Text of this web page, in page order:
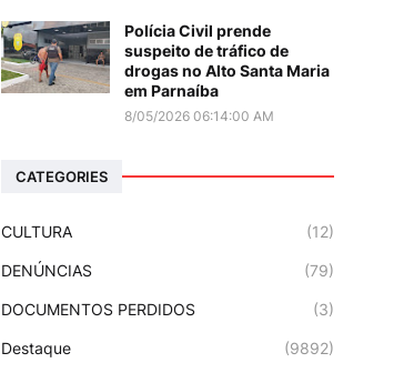
Polícia Civil prende
suspeito de tráfico de
drogas no Alto Santa Maria
em Parnaíba
8/05/2026 06:14:00 AM
CATEGORIES
CULTURA (12)
DENÚNCIAS (79)
DOCUMENTOS PERDIDOS (3)
Destaque (9892)